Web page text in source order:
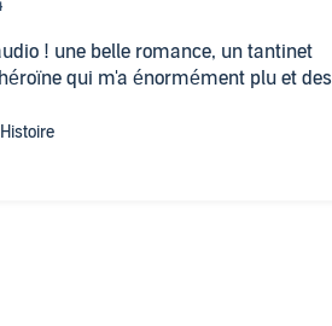
! une belle romance, un tantinet
qui m'a énormément plu et des